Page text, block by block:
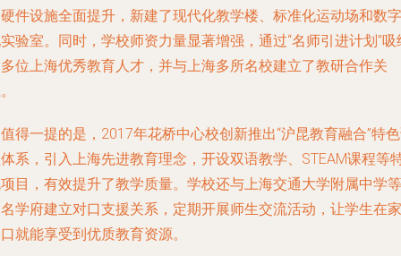
件设施全面提升，新建了现代化教学楼、标准化运动场和数字
验室。同时，学校师资力量显著增强，通过“名师引进计划”吸
位上海优秀教育人才，并与上海多所名校建立了教研合作关
得一提的是，2017年花桥中心校创新推出“沪昆教育融合”特
系，引入上海先进教育理念，开设双语教学、STEAM课程等
目，有效提升了教学质量。学校还与上海交通大学附属中学等
学府建立对口支援关系，定期开展师生交流活动，让学生在家
就能享受到优质教育资源。